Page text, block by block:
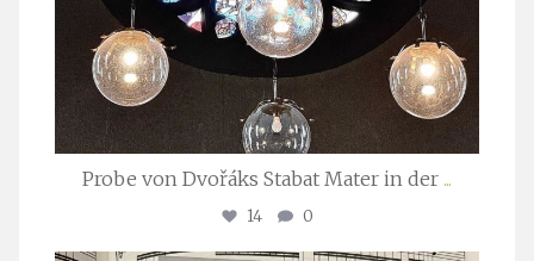
Probe von Dvořáks Stabat Mater in der ...
14 0